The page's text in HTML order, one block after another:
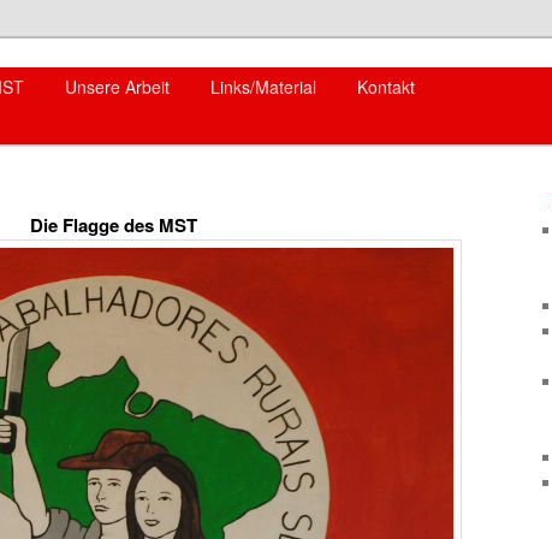
Unsere Arbeit Links/Material
Kontakt
Die Flagge des MST